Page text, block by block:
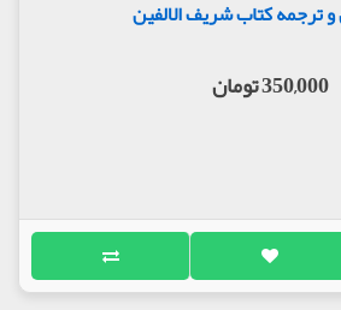
ترجمه کتاب شریف الالفین
350,000 تومان